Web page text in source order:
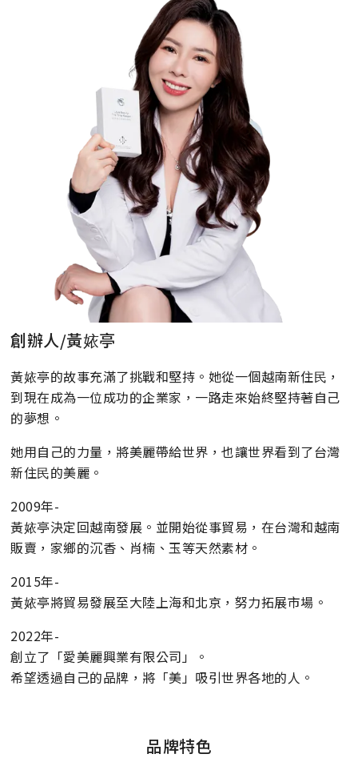
創辦人/黃㛄亭
黃㛄亭的故事充滿了挑戰和堅持。她從一個越南新住⺠，
到現在成為一位成功的企業家，一路走來始終堅持著自己
的夢想。
她用自己的力量，將美麗帶給世界，也讓世界看到了台灣
新住⺠的美麗。
2009年-
黃㛄亭決定回越南發展。並開始從事貿易，在台灣和越南
販賣，家鄉的沉香、肖楠、玉等天然素材。
2015年-
黃㛄亭將貿易發展至大陸上海和北京，努力拓展市場。
2022年-
創立了「愛美麗興業有限公司」。
希望透過自己的品牌，將「美」吸引世界各地的人。
品牌特色